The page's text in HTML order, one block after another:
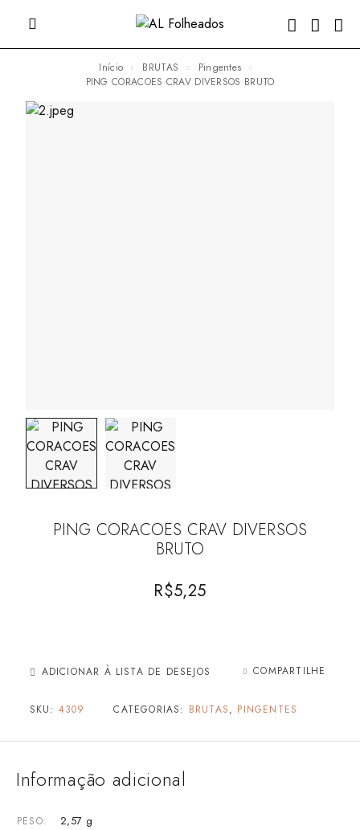
Início BRUTAS
Pingentes
PING CORACOES CRAV DIVERSOS BRUTO
PING CORACOES CRAV DIVERSOS
BRUTO
R$5,25
ADICIONAR À LISTA DE DESEJOS COMPARTILHE
SKU: 4309 CATEGORIAS: BRUTAS, PINGENTES
Informação adicional
PESO 2,57 g